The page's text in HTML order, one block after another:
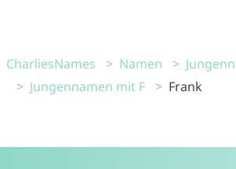
CharliesNames Namen
Jungennamen mit F
Frank